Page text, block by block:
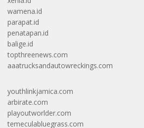
wamena.id
parapat.id
penatapan.id
balige.id
topthreenews.com
aaatrucksandautowreckings.com
youthlinkjamica.com
arbirate.com
playoutworlder.com
temeculabluegrass.com